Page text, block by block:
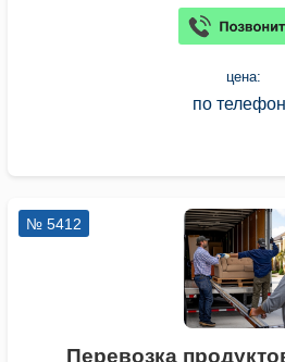
цена:
по
№ 5412
Перевозка